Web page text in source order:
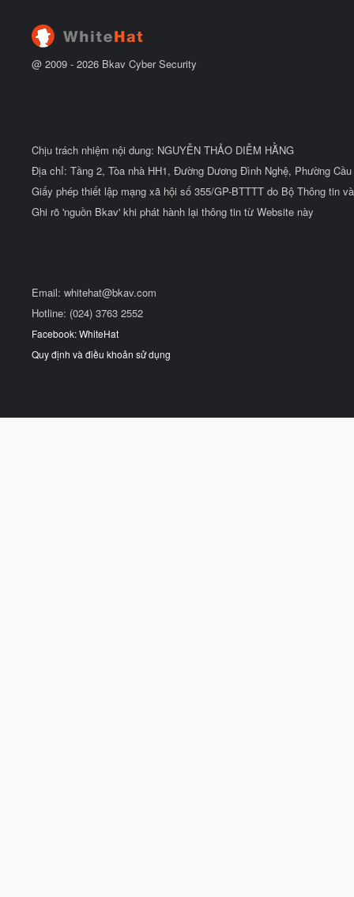
@ 2009 - 2026 Bkav Cyber Security
Chịu trách nhiệm nội dung: NGUYỄN THẢO DIỄM HẰNG
Địa chỉ: Tầng 2, Tòa nhà HH1, Đường Dương Đình Nghệ, Phường
Giấy phép thiết lập mạng xã hội số 355/GP-BTTTT do Bộ Thông tin
Ghi rõ 'nguồn Bkav' khi phát hành lại thông tin từ Website này
Email: whitehat@bkav.com
Hotline: (024) 3763 2552
Facebook: WhiteHat
Quy định và điều khoản sử dụng